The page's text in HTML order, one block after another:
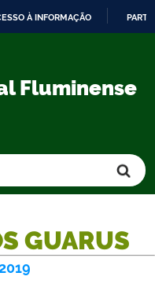
À INFORMAÇÃO
Fluminense
GUARUS